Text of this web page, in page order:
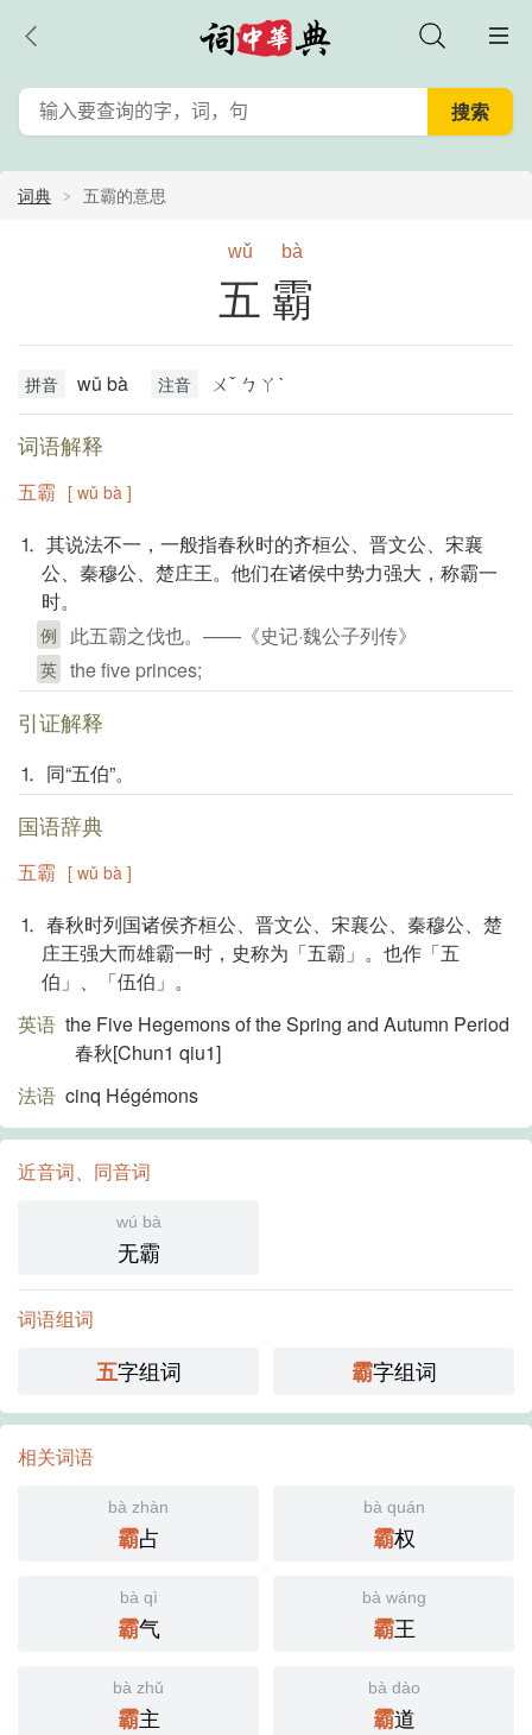
词典 五霸的意思
wǔ bà
五霸
拼音 wǔ bà 注音 ㄨˇ ㄅㄚˋ
词语解释
五霸 [ wǔ bà ]
⒈ 其说法不一，一般指春秋时的齐桓公、晋文公、宋襄
公、秦穆公、楚庄王。他们在诸侯中势力强大，称霸一
时。
例 此五霸之伐也。——《史记·魏公子列传》
英 the five princes;
引证解释
⒈ 同“五伯”。
国语辞典
五霸 [ wǔ bà ]
⒈ 春秋时列国诸侯齐桓公、晋文公、宋襄公、秦穆公、楚
庄王强大而雄霸一时，史称为「五霸」。也作「五
伯」、「伍伯」。
英语 the Five Hegemons of the Spring and Autumn Period
春秋[Chun1 qiu1]
法语 cinq Hégémons
近音词、同音词
wú bà
无霸
词语组词
五字组词 霸字组词
相关词语
bà zhàn
霸占
bà quán
霸权
bà qì
霸气
bà wáng
霸王
bà zhǔ
霸主
bà dào
霸道